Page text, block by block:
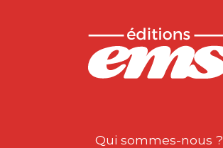
Qui sommes-nous ?